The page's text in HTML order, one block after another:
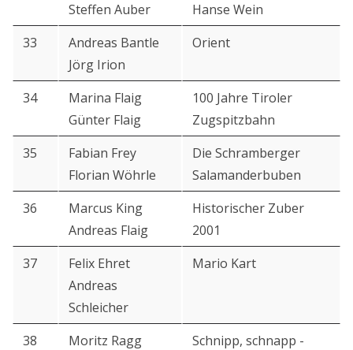
Steffen Auber
Hanse Wein
33
Andreas Bantle
Jörg Irion
Orient
34
Marina Flaig
Günter Flaig
100 Jahre Tiroler
Zugspitzbahn
35
Fabian Frey
Florian Wöhrle
Die Schramberger
Salamanderbuben
36
Marcus King
Andreas Flaig
Historischer Zuber
2001
37
Felix Ehret
Andreas
Schleicher
Mario Kart
38
Moritz Ragg
Schnipp, schnapp -